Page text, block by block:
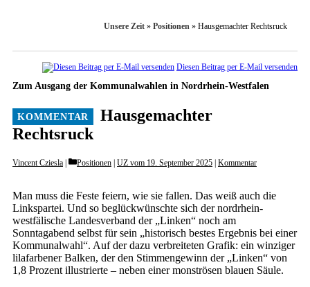
Unsere Zeit » Positionen » Hausgemachter Rechtsruck
Diesen Beitrag per E-Mail versenden
Zum Ausgang der Kommunalwahlen in Nordrhein-Westfalen
Hausgemachter
Rechtsruck
Vincent Cziesla Categories
Positionen UZ vom 19. September 2025 Kommentar
Man muss die Feste feiern, wie sie fallen. Das weiß auch die
Linkspartei. Und so beglückwünschte sich der nordrhein-
westfälische Landesverband der „Linken“ noch am
Sonntagabend selbst für sein „historisch bestes Ergebnis bei einer
Kommunalwahl“. Auf der dazu verbreiteten Grafik: ein winziger
lilafarbener Balken, der den Stimmengewinn der „Linken“ von
1,8 Prozent illustrierte – neben einer monströsen blauen Säule.